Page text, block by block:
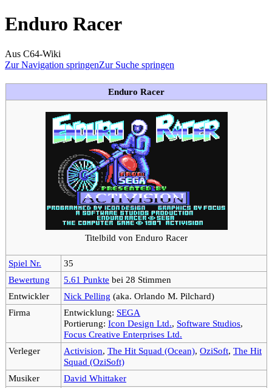
Enduro Racer
Aus C64-Wiki
Zur Navigation springenZur Suche springen
Enduro Racer
Titelbild von Enduro Racer
Spiel Nr.
35
Bewertung
5.61 Punkte bei 28 Stimmen
Entwickler
Nick Pelling (aka. Orlando M. Pilchard)
Firma
Entwicklung: SEGA
Portierung: Icon Design Ltd., Software Studios,
Focus Creative Enterprises Ltd.
Verleger
Activision, The Hit Squad (Ocean), OziSoft, The Hit
Squad (OziSoft)
Musiker
David Whittaker